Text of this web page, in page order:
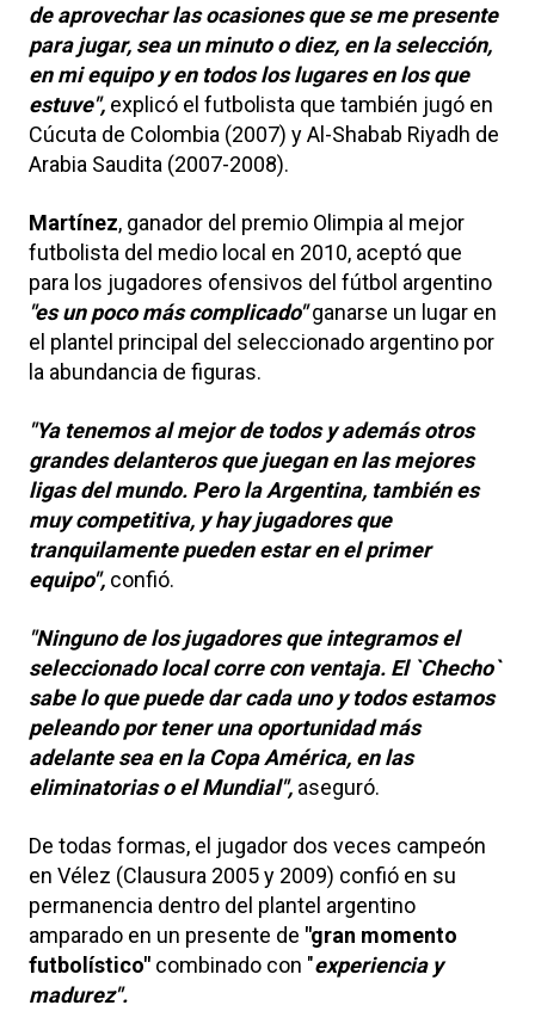
de aprovechar las ocasiones que se me presente
para jugar, sea un minuto o diez, en la selección,
en mi equipo y en todos los lugares en los que
estuve", explicó el futbolista que también jugó en
Cúcuta de Colombia (2007) y Al-Shabab Riyadh de
Arabia Saudita (2007-2008).
Martínez, ganador del premio Olimpia al mejor
futbolista del medio local en 2010, aceptó que
para los jugadores ofensivos del fútbol argentino
"es un poco más complicado"ganarse un lugar en
el plantel principal del seleccionado argentino por
la abundancia de figuras.
"Ya tenemos al mejor de todos y además otros
grandes delanteros que juegan en las mejores
ligas del mundo. Pero la Argentina, también es
muy competitiva, y hay jugadores que
tranquilamente pueden estar en el primer
equipo", confió.
"Ninguno de los jugadores que integramos el
seleccionado local corre con ventaja. El `Checho`
sabe lo que puede dar cada uno y todos estamos
peleando por tener una oportunidad más
adelante sea en la Copa América, en las
eliminatorias o el Mundial", aseguró.
De todas formas, el jugador dos veces campeón
en Vélez (Clausura 2005 y 2009) confió en su
permanencia dentro del plantel argentino
amparado en un presente de "gran momento
futbolístico" combinado con "experiencia y
madurez".